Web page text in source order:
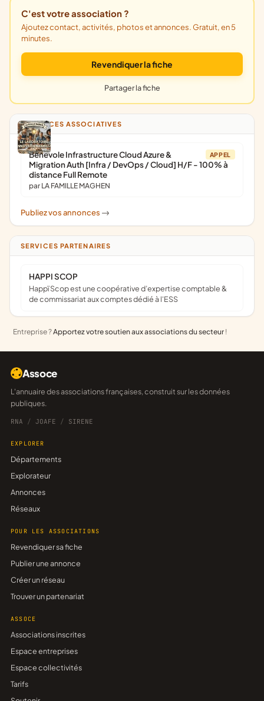
C'est votre association ?
Ajoutez contact, activités, photos et annonces. Gratuit, en 5
minutes.
Revendiquer la fiche
Partager la fiche
ANNONCES ASSOCIATIVES
APPEL
Bénévole Infrastructure Cloud Azure &
Migration Auth [Infra / DevOps / Cloud] H/F - 100% à
distance Full Remote
par LA FAMILLE MAGHEN
Publiez vos annonces ->
SERVICES PARTENAIRES
HAPPI SCOP
Happï Scop est une coopérative d’expertise comptable &
de commissariat aux comptes dédié à l'ESS
Entreprise ?Apportez votre soutien aux associations du secteur !
Assoce
L'annuaire des associations françaises, construit sur les données
publiques.
RNA / JOAFE / SIRENE
EXPLORER
Départements
Explorateur
Annonces
Réseaux
POUR LES ASSOCIATIONS
Revendiquer sa fiche
Publier une annonce
Créer un réseau
Trouver un partenariat
ASSOCE
Associations inscrites
Espace entreprises
Espace collectivités
Tarifs